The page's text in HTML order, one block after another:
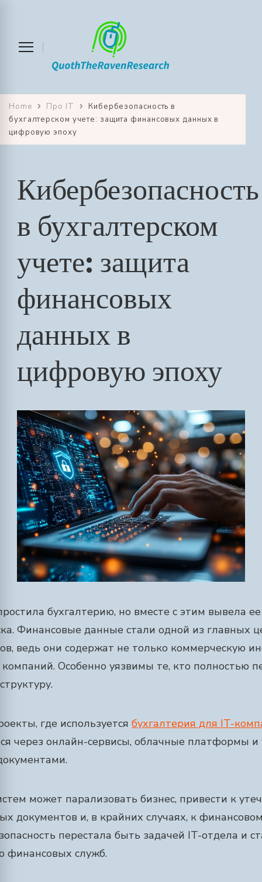
Home Про IT
Кибербезопасность в
бухгалтерском учете: защита финансовых данных в
цифровую эпоху
Кибербезопасность
в бухгалтерском
учете: защита
финансовых
данных в
цифровую эпоху
бухгалтерию, но вместе с этим вывела
Финансовые данные стали одной из главных
ведь они содержат не только коммерческую
Особенно уязвимы те, кто полностью
где используется бухгалтерия для IT-
через онлайн-сервисы, облачные платформы
может парализовать бизнес, привести к
документов и, в крайних случаях, к
перестала быть задачей IT-отдела и
финансовых служб.